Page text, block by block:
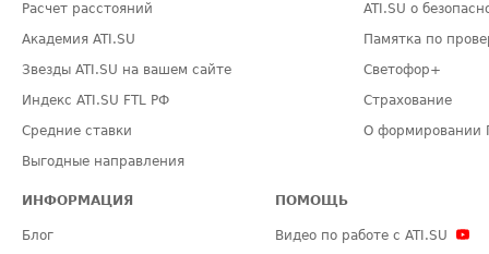
Расчет расстояний
Академия ATI.SU
Звезды ATI.SU на вашем сайте
Индекс ATI.SU FTL РФ
Средние ставки
Выгодные направления
ATI.SU о
Памятка по
Светофор+
Страхование
О формировании
ИНФОРМАЦИЯ
Блог
ПОМОЩЬ
Видео по работе с ATI.SU